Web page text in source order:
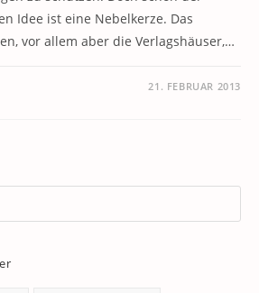
Idee ist eine Nebelkerze. Das
vor allem aber die Verlagshäuser,…
21. FEBRUAR 2013